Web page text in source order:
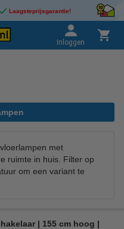
Laagsteprijsgarantie!
Inloggen
met
ruimte in huis. Filter op
om een variant te
| 155 cm hoog |